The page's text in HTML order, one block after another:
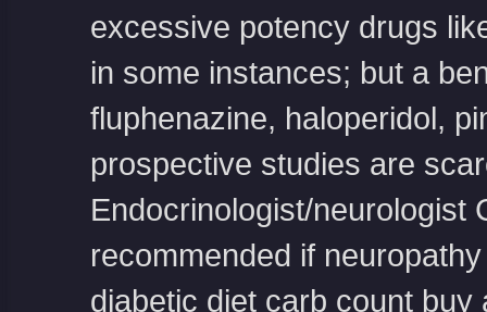
excessive potency drugs
in some instances; but a
fluphenazine, haloperidol,
prospective studies are
Endocrinologist/neurologist
recommended if
diabetic diet carb count buy